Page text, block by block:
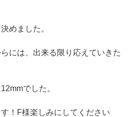
めました。
には、出来る限り応えていきた
でした。
！F様楽しみにしてください